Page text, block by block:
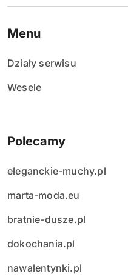
Menu
Działy serwisu
Wesele
Polecamy
eleganckie-muchy.pl
marta-moda.eu
bratnie-dusze.pl
dokochania.pl
nawalentynki.pl